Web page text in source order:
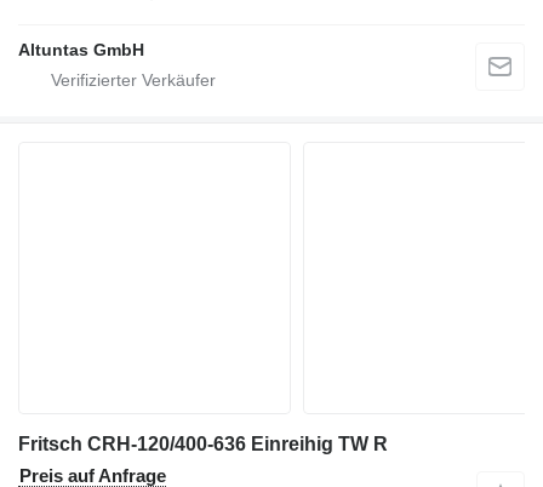
Altuntas GmbH
Fritsch CRH-120/400-636 Einreihig TW R
Preis auf Anfrage